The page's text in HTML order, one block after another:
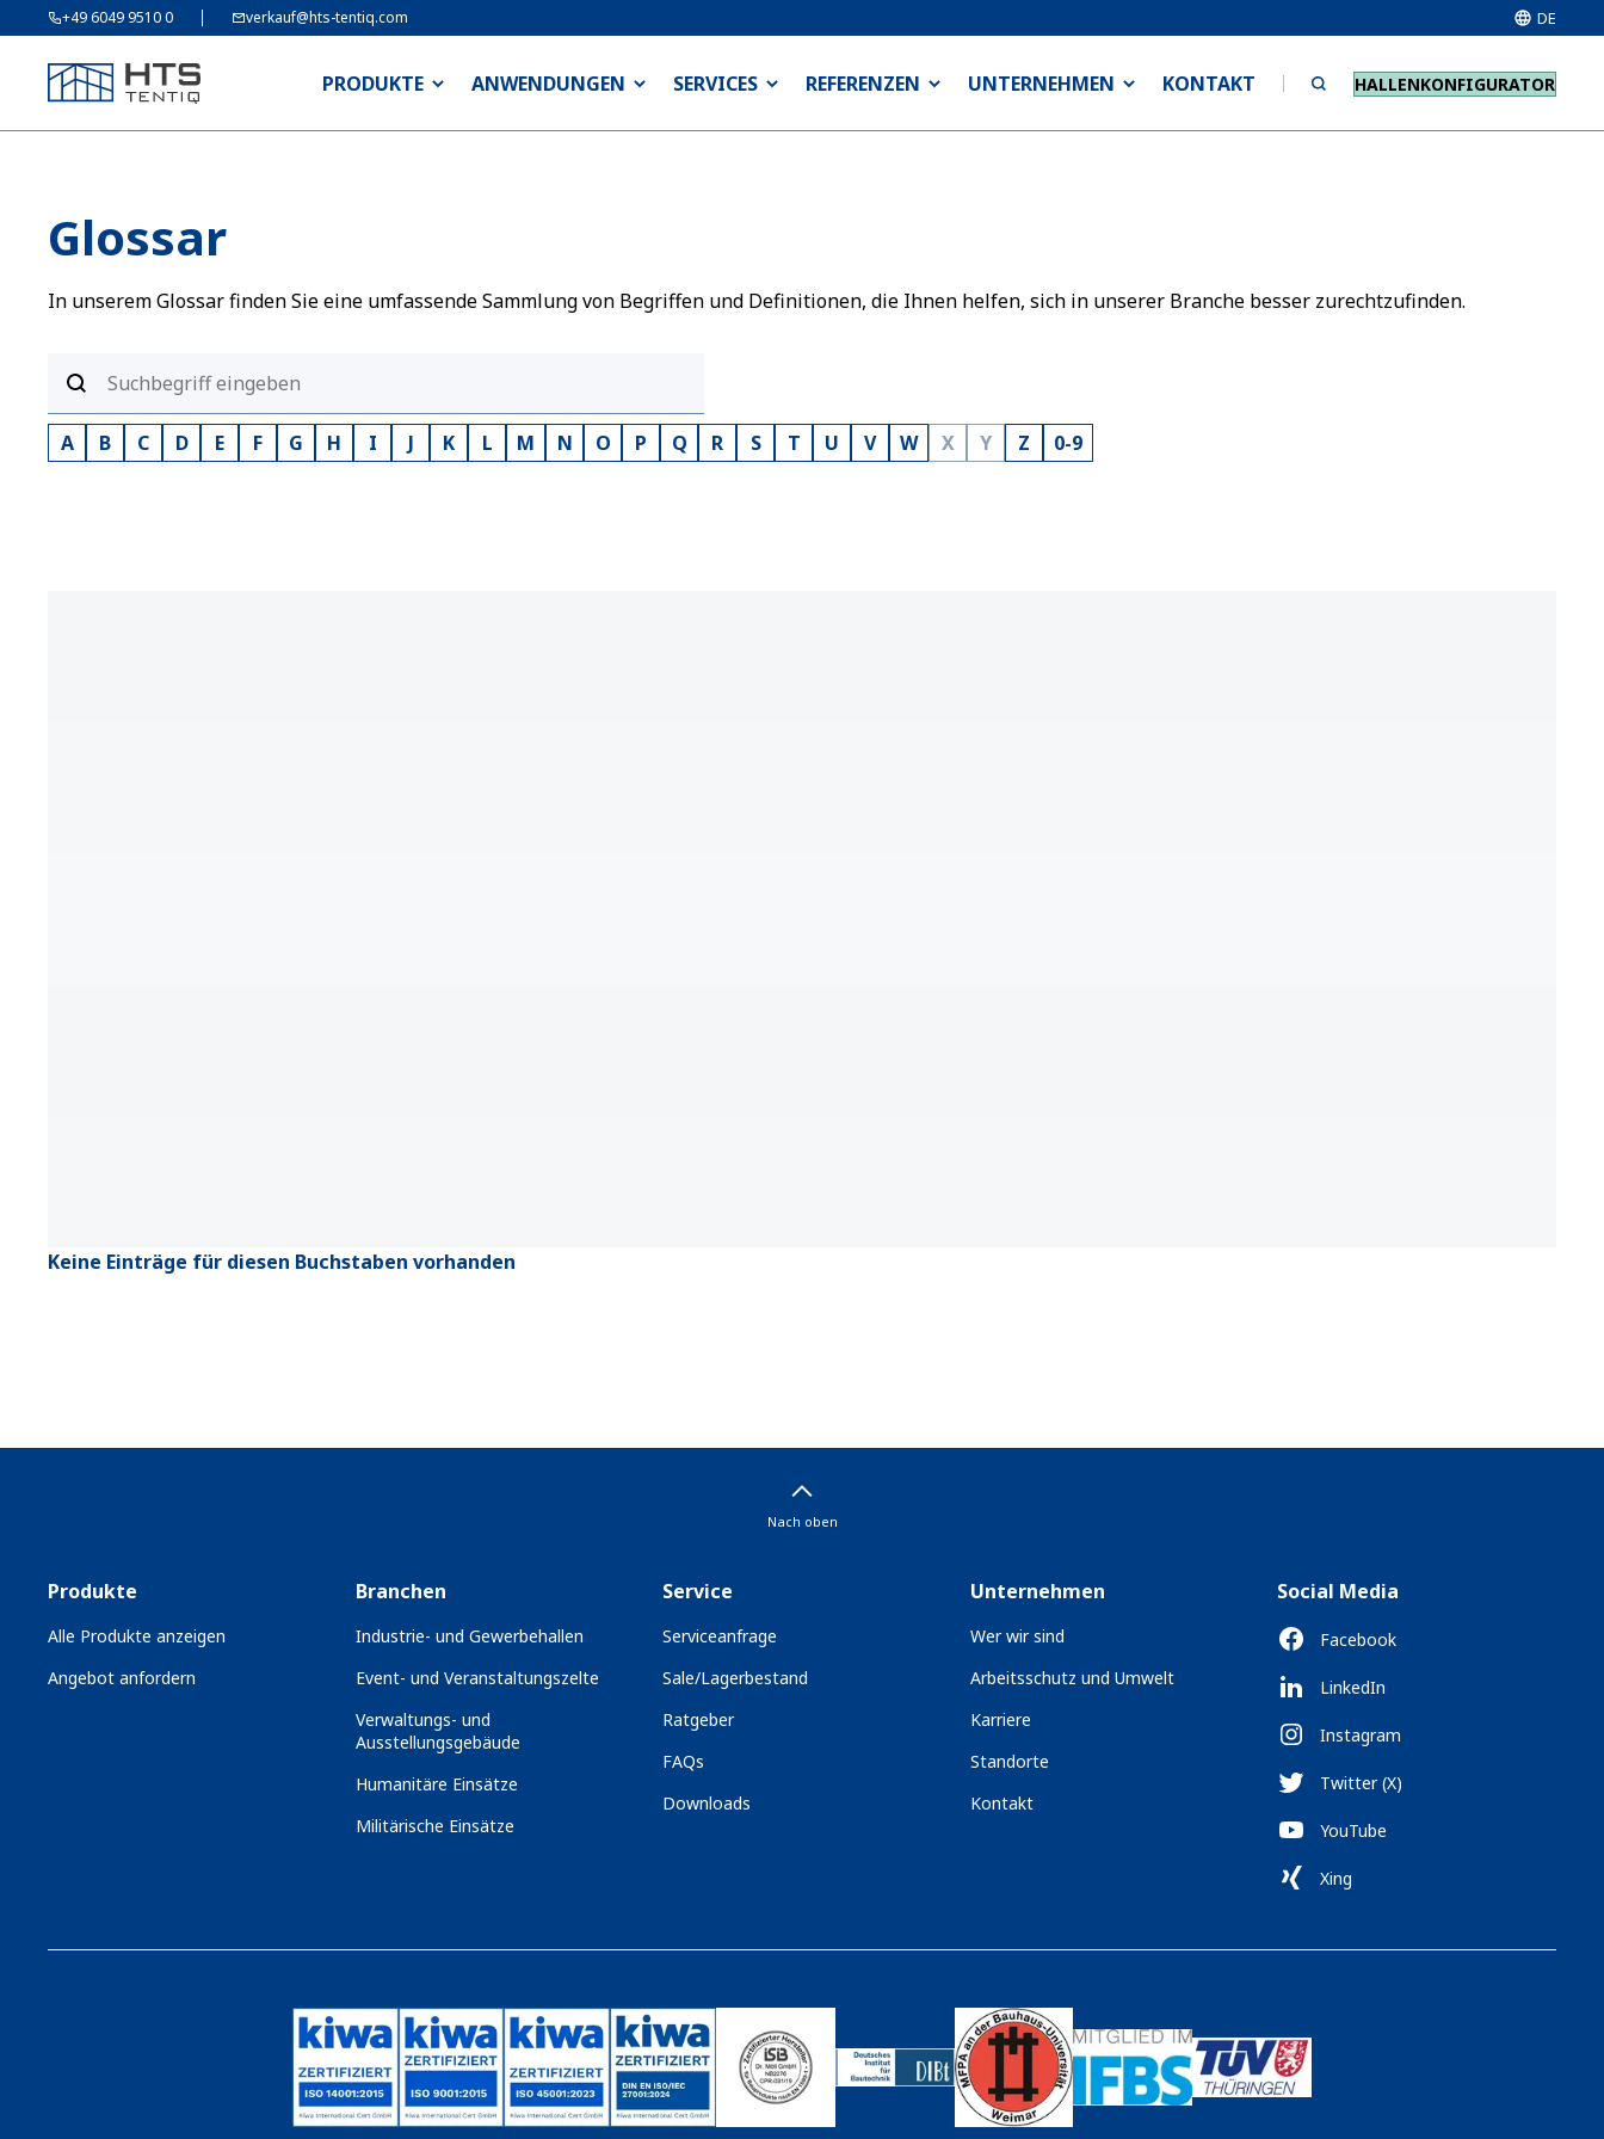
+49 6049 9510 0 verkauf@hts-tentiq.com DE
PRODUKTE ANWENDUNGEN SERVICES REFERENZEN UNTERNEHMEN KONTAKT HALLENKONFIGURATOR
Glossar
In unserem Glossar finden Sie eine umfassende Sammlung von Begriffen und Definitionen, die Ihnen helfen, sich in unserer Branche besser zurechtzufinden.
A B C D E F G H I J K L M N O P Q R S T U V W X Y Z 0-9
Keine Einträge für diesen Buchstaben vorhanden
Nach oben
Produkte
Alle Produkte anzeigen
Angebot anfordern
Branchen
Industrie- und Gewerbehallen
Event- und Veranstaltungszelte
Verwaltungs- und
Ausstellungsgebäude
Humanitäre Einsätze
Militärische Einsätze
Service
Serviceanfrage
Sale/Lagerbestand
Ratgeber
FAQs
Downloads
Unternehmen
Wer wir sind
Arbeitsschutz und Umwelt
Karriere
Standorte
Kontakt
Social Media
Facebook
LinkedIn
Instagram
Twitter (X)
YouTube
Xing